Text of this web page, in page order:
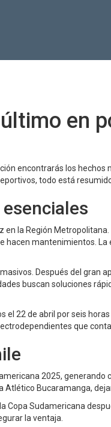
en
encontrarás los
todo está
la Región
hacen mantenimientos.
Después del gran
buscan soluciones
el 22 de abril por seis
que
2025,
Bucaramanga,
Copa Sudamericana
la ventaja.